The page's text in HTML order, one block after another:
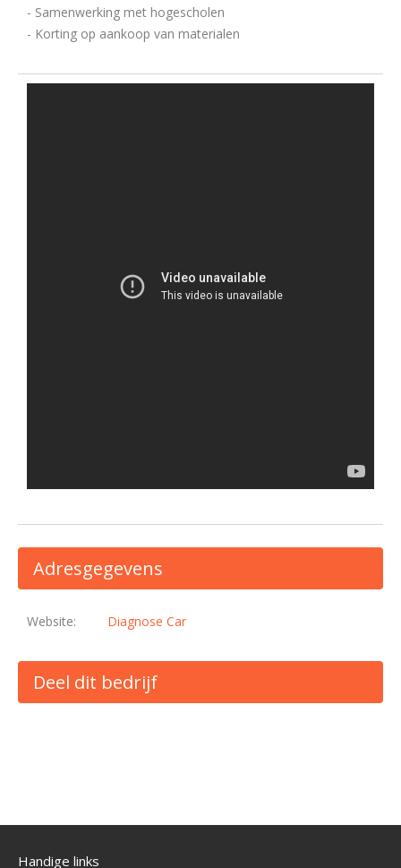
- Samenwerking met hogescholen
- Korting op aankoop van materialen
Adresgegevens
Website: Diagnose Car
Deel dit bedrijf
Handige links